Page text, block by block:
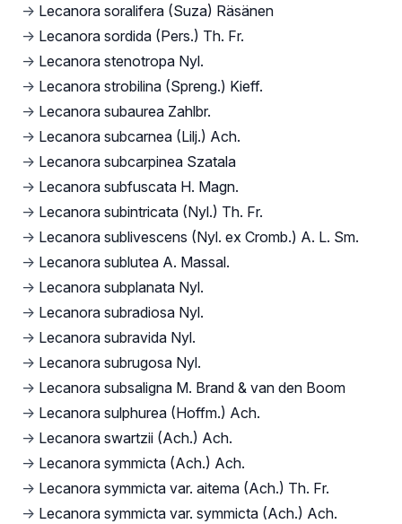
→ Lecanora soralifera (Suza) Räsänen
→ Lecanora sordida (Pers.) Th. Fr.
→ Lecanora stenotropa Nyl.
→ Lecanora strobilina (Spreng.) Kieff.
→ Lecanora subaurea Zahlbr.
→ Lecanora subcarnea (Lilj.) Ach.
→ Lecanora subcarpinea Szatala
→ Lecanora subfuscata H. Magn.
→ Lecanora subintricata (Nyl.) Th. Fr.
→ Lecanora sublivescens (Nyl. ex Cromb.) A. L. Sm.
→ Lecanora sublutea A. Massal.
→ Lecanora subplanata Nyl.
→ Lecanora subradiosa Nyl.
→ Lecanora subravida Nyl.
→ Lecanora subrugosa Nyl.
→ Lecanora subsaligna M. Brand & van den Boom
→ Lecanora sulphurea (Hoffm.) Ach.
→ Lecanora swartzii (Ach.) Ach.
→ Lecanora symmicta (Ach.) Ach.
→ Lecanora symmicta var. aitema (Ach.) Th. Fr.
→ Lecanora symmicta var. symmicta (Ach.) Ach.